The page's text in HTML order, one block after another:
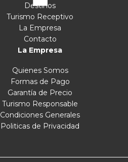
Destinos
Turismo Receptivo
La Empresa
Contacto
La Empresa
Quienes Somos
Formas de Pago
Garantía de Precio
Turismo Responsable
Condiciones Generales
Politicas de Privacidad